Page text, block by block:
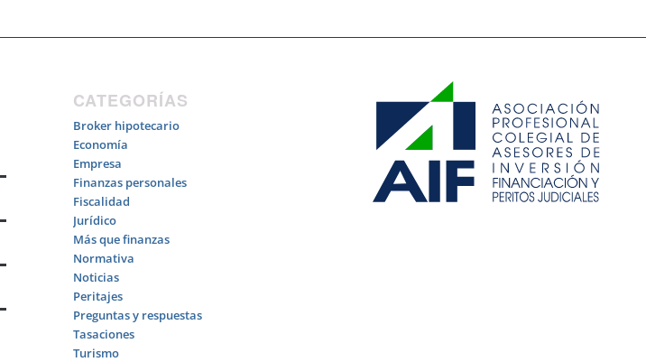
CATEGORÍAS
Broker hipotecario
Economía
Empresa
Finanzas personales
Fiscalidad
Jurídico
Más que finanzas
Normativa
Noticias
Peritajes
Preguntas y respuestas
Tasaciones
Turismo